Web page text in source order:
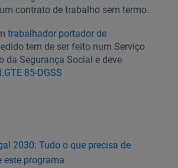
contrato de trabalho sem termo.
trabalhador portador de
tem de ser feito num Serviço
da Segurança Social e deve
85-DGSS
2030: Tudo o que precisa de
este programa